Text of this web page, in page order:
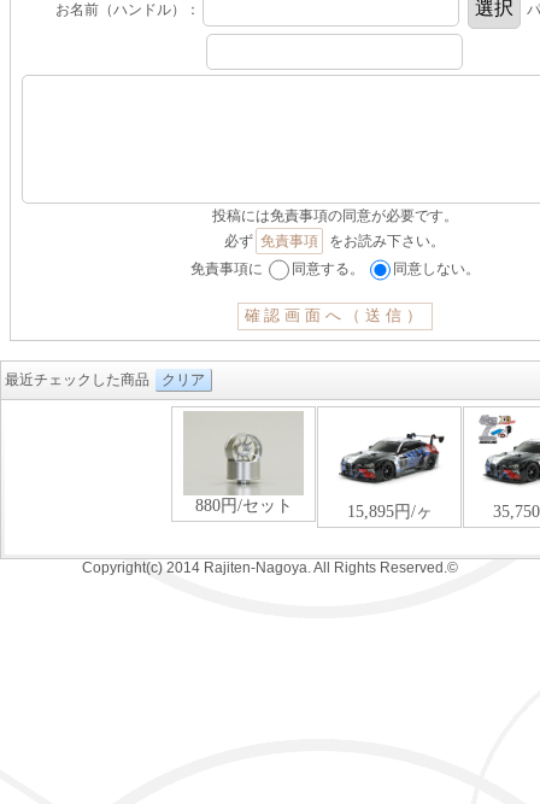
お名前（ハンドル）：
投稿には免責事項の同意が必要です。
必ず 免責事項
をお読み下さい。
免責事項に
同意する。 同意しない。
最近チェックした商品 クリア
Copyright(c) 2014 Rajiten-Nagoya. All Rights Reserved.©